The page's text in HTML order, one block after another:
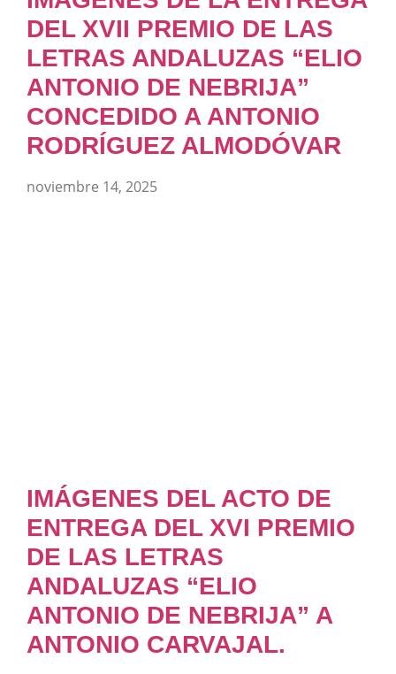
DEL XVII PREMIO DE LAS
LETRAS ANDALUZAS “ELIO
ANTONIO DE NEBRIJA”
CONCEDIDO A ANTONIO
RODRÍGUEZ ALMODÓVAR
noviembre 14, 2025
IMÁGENES DEL ACTO DE
ENTREGA DEL XVI PREMIO
DE LAS LETRAS
ANDALUZAS “ELIO
ANTONIO DE NEBRIJA” A
ANTONIO CARVAJAL.